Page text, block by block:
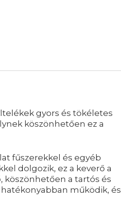
gyors és tökéletes
köszönhetően ez a
fűszerekkel és egyéb
dolgozik, ez a keverő a
köszönhetően a tartós és
működik, és